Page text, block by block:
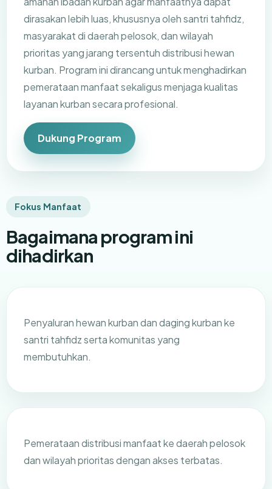
dirasakan lebih luas, khususnya oleh santri tahfidz,
masyarakat di daerah pelosok, dan wilayah
prioritas yang jarang tersentuh distribusi hewan
kurban. Program ini dirancang untuk menghadirkan
pemerataan manfaat sekaligus menjaga kualitas
layanan kurban secara profesional.
Dukung Program
Fokus Manfaat
Bagaimana program ini
dihadirkan
Penyaluran hewan kurban dan daging kurban ke
santri tahfidz serta komunitas yang
membutuhkan.
Pemerataan distribusi manfaat ke daerah pelosok
dan wilayah prioritas dengan akses terbatas.